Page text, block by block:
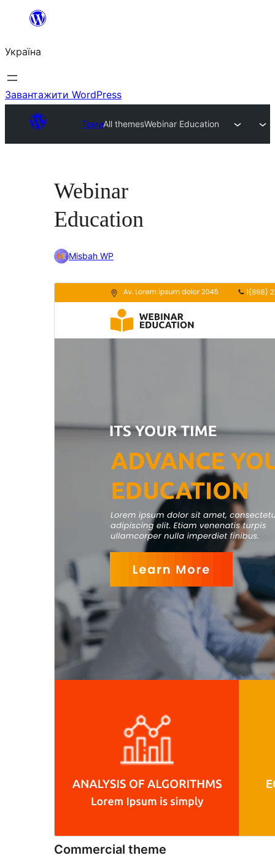
Перейти
вмісту
Україна
Завантажити WordPress
ТемиAll themesWebinar Education
Webinar
Education
Misbah WP
Commercial theme